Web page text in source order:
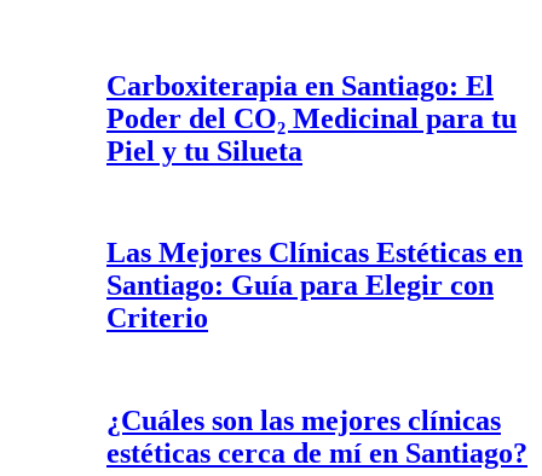
Carboxiterapia en Santiago: El
Poder del CO₂ Medicinal para tu
Piel y tu Silueta
Las Mejores Clínicas Estéticas en
Santiago: Guía para Elegir con
Criterio
¿Cuáles son las mejores clínicas
estéticas cerca de mí en Santiago?